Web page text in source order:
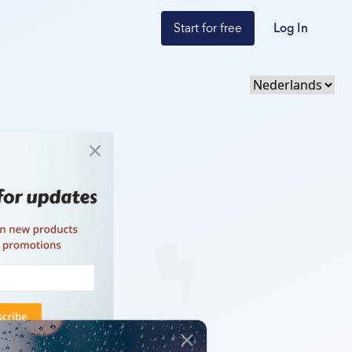
Start for free Log In